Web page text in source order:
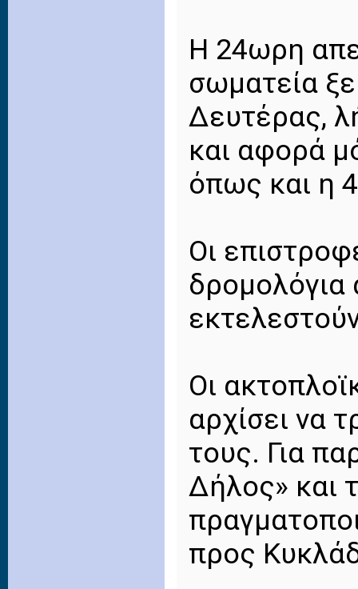
Η 24ωρη
σωματεία
Δευτέρας,
και αφορά
όπως και η
Οι
δρομολόγια
Οι
αρχίσει να
τους. Για
Δήλος» και
προς